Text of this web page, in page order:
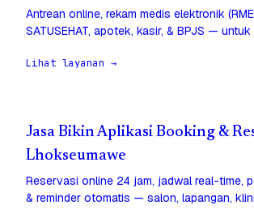
Antrean online, rekam medis elektronik
SATUSEHAT, apotek, kasir, & BPJS —
Lihat layanan →
Jasa Bikin Aplikasi Booking &
Lhokseumawe
Reservasi online 24 jam, jadwal real-time,
& reminder otomatis — salon, lapangan,